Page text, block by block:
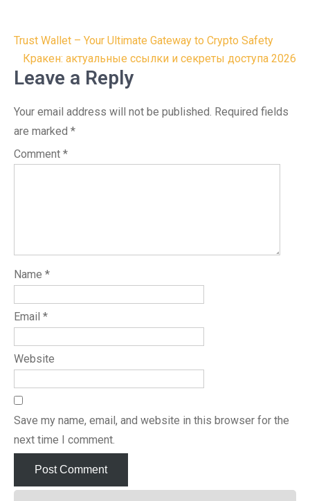
Post
navigation
Trust Wallet – Your Ultimate Gateway to Crypto Safety
Кракен: актуальные ссылки и секреты доступа 2026
Leave a Reply
Your email address will not be published. Required fields
are marked *
Comment *
Name *
Email *
Website
Save my name, email, and website in this browser for the
next time I comment.